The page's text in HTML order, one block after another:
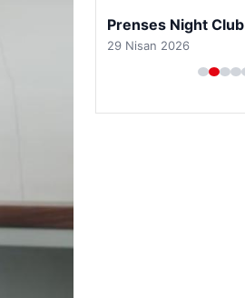
Prenses Night Club
29 Nisan 2026